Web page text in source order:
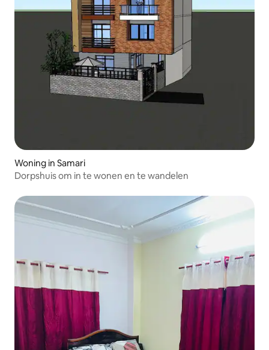
Woning in Samari
Dorpshuis om in te wonen en te wandelen